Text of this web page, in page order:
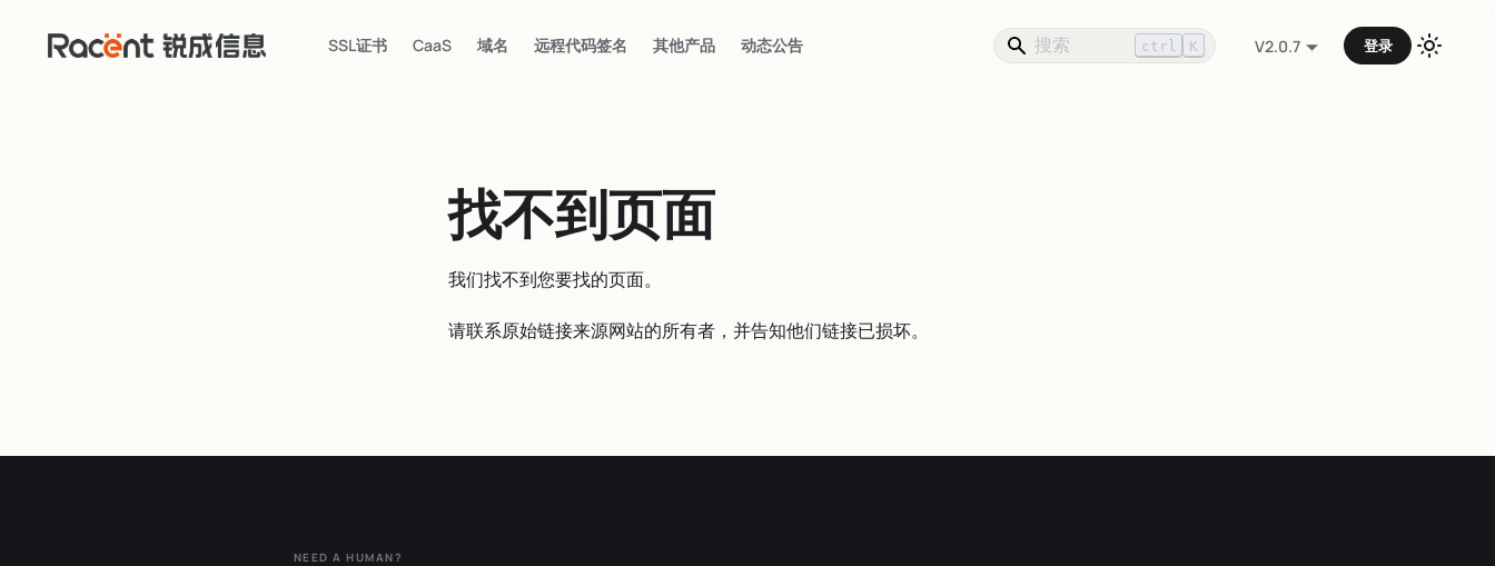
SSL证书 CaaS 域名 远程代码签名 其他产品 动态公告 ctrl K V2.0.7 登录
找不到页面
我们找不到您要找的页面。
请联系原始链接来源网站的所有者，并告知他们链接已损坏。
NEED A HUMAN?